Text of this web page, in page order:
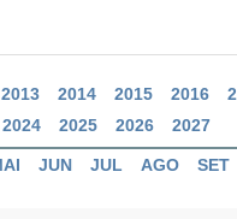
2013 2014 2015 2016
2024 2025 2026 2027
JUN JUL AGO SET